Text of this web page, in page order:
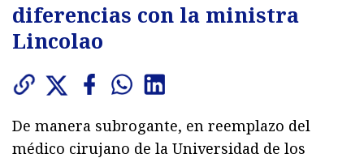
diferencias con la ministra
Lincolao
De manera subrogante, en reemplazo del
médico cirujano de la Universidad de los